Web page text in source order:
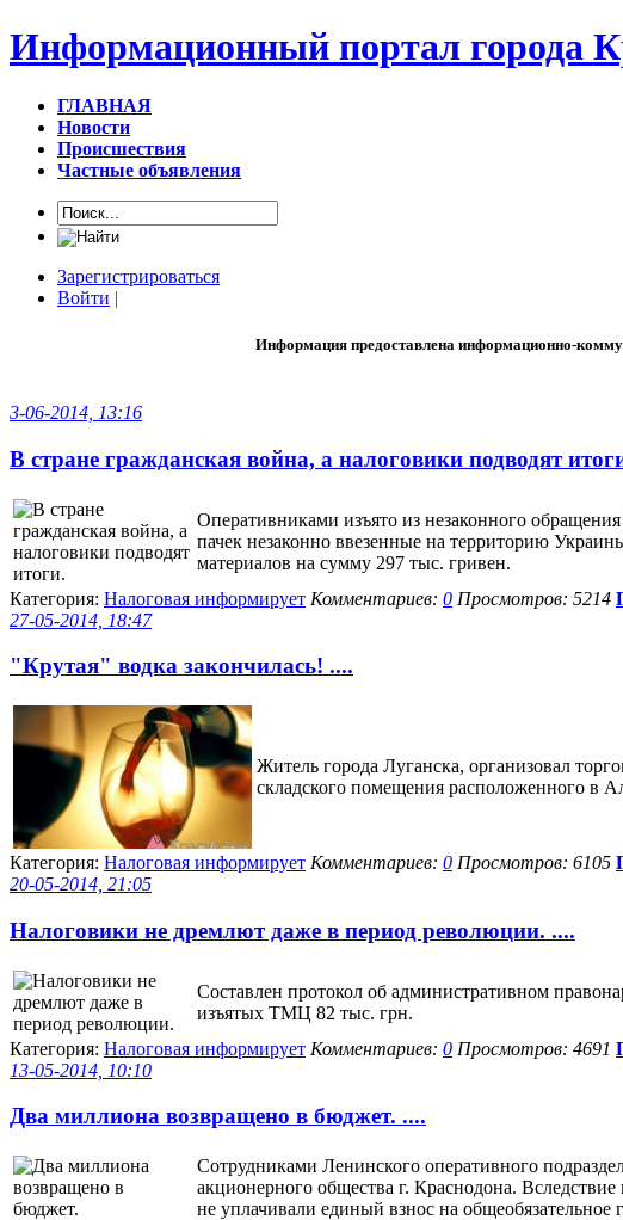
Информационный портал города
ГЛАВНАЯ
Новости
Происшествия
Частные объявления
Зарегистрироваться
Войти |
Информация предоставлена информационно-
3-06-2014, 13:16
В стране гражданская война, а налоговики подводят
Оперативниками изъято из незаконного
пачек незаконно ввезенные на территорию
материалов на сумму 297 тыс. гривен.
Категория: Налоговая информирует Комментариев: 0 Просмотров: 5214
27-05-2014, 18:47
"Крутая" водка закончилась! ....
Житель города Луганска, организовал
складского помещения расположенного в
Категория: Налоговая информирует Комментариев: 0 Просмотров: 6105
20-05-2014, 21:05
Налоговики не дремлют даже в период революции. ....
Составлен протокол об административном
изъятых ТМЦ 82 тыс. грн.
Категория: Налоговая информирует Комментариев: 0 Просмотров: 4691
13-05-2014, 10:10
Два миллиона возвращено в бюджет. ....
Сотрудниками Ленинского оперативного
акционерного общества г. Краснодона.
не уплачивали единый взнос на общеобязательное